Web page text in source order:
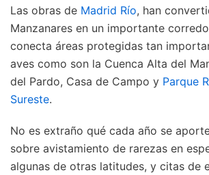
Las obras de Madrid Río, han
Manzanares en un importante
conecta áreas protegidas tan
aves como son la Cuenca Alta del
del Pardo, Casa de Campo y Parque
Sureste.
No es extraño qué cada año se
sobre avistamiento de rarezas en
algunas de otras latitudes, y citas de